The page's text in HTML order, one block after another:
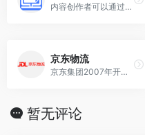
内容创作者可以通过平台发布包含文字、图片、视音频、直播等形式的内容。
京东物流
京东集团2007年开始自建物流，2012年正式注册物流公司，2017年4月25日正式成立京东物流集团。
暂无评论